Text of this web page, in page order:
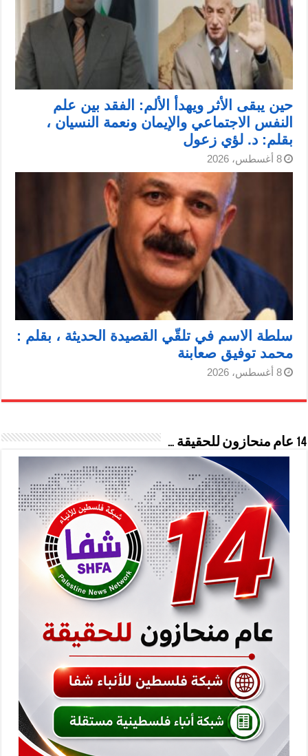
حين يبقى الأثر ويهدأ الألم: الفقد بين علم
النفس الاجتماعي والإيمان ونعمة النسيان ،
بقلم: د. لؤي زعول
8 أغسطس، 2026
سلطة الاسم في تلقّي القصيدة الحديثة ، بقلم :
محمد توفيق صعابنة
8 أغسطس، 2026
14 عام منحازون للحقيقة …